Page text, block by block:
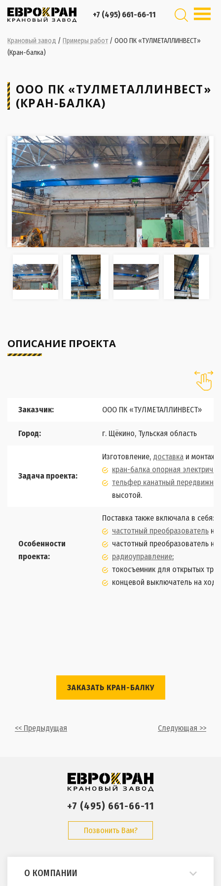
+7 (495) 661-66-11
Крановый завод / Примеры работ / ООО ПК «ТУЛМЕТАЛЛИНВЕСТ»
(Кран-балка)
ООО ПК «ТУЛМЕТАЛЛИНВЕСТ»
(КРАН-БАЛКА)
ОПИСАНИЕ ПРОЕКТА
Заказчик: ООО ПК «ТУЛМЕТАЛЛИНВЕСТ»
Город: г. Щёкино, Тульская область
Задача проекта:
Изготовление, доставка и монтаж
кран-балка опорная
тельфер канатный
высотой.
Особенности
проекта:
Поставка также включала в себя:
частотный преобразователь на
частотный преобразователь
радиоуправление;
токосъемник для открытых
концевой выключатель на ход
ЗАКАЗАТЬ КРАН-БАЛКУ
<< Предыдущая Следующая >>
+7 (495) 661-66-11
Позвонить Вам?
О КОМПАНИИ